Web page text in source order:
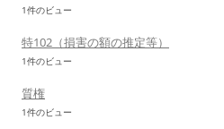
1件のビュー
特102（損害の額の推定等）
1件のビュー
質権
1件のビュー